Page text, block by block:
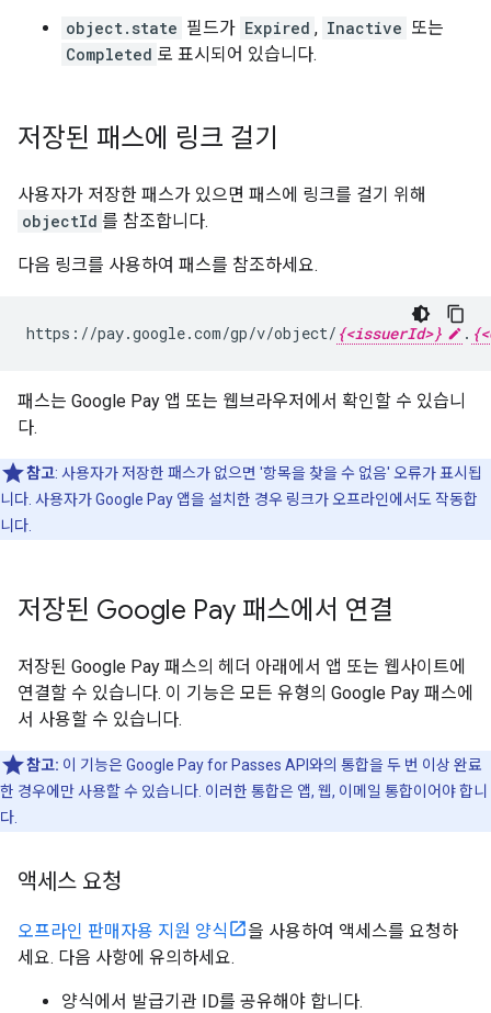
object.state 필드가 Expired , Inactive 또는
Completed 로 표시되어 있습니다.
저장된 패스에 링크 걸기
사용자가 저장한 패스가 있으면 패스에 링크를 걸기 위해
objectId 를 참조합니다.
다음 링크를 사용하여 패스를 참조하세요.
https://pay.google.com/gp/v/object/ {<issuerId>} .
패스는 Google Pay 앱 또는 웹브라우저에서 확인할 수 있습니
다.
참고: 사용자가 저장한 패스가 없으면 '항목을 찾을 수 없음' 오류가 표시됩
니다. 사용자가 Google Pay 앱을 설치한 경우 링크가 오프라인에서도 작동합
니다.
저장된 Google Pay 패스에서 연결
저장된 Google Pay 패스의 헤더 아래에서 앱 또는 웹사이트에
연결할 수 있습니다. 이 기능은 모든 유형의 Google Pay 패스에
서 사용할 수 있습니다.
참고: 이 기능은 Google Pay for Passes API와의 통합을 두 번 이상 완료
한 경우에만 사용할 수 있습니다. 이러한 통합은 앱, 웹, 이메일 통합이어야 합니
다.
액세스 요청
오프라인 판매자용 지원 양식
을 사용하여 액세스를 요청하
세요. 다음 사항에 유의하세요.
양식에서 발급기관 ID를 공유해야 합니다.